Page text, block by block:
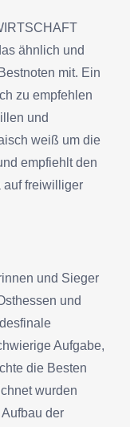
ähnlich und
mit. Ein
zu empfehlen
und
weiß um die
empfiehlt den
auf freiwilliger
und Sieger
und
Aufgabe,
die Besten
wurden
der